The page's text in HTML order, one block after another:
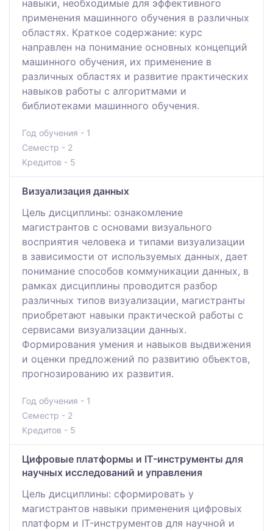
навыки, необходимые для эффективного
применения машинного обучения в различных
областях. Краткое содержание: курс
направлен на понимание основных концепций
машинного обучения, их применение в
различных областях и развитие практических
навыков работы с алгоритмами и
библиотеками машинного обучения.
Год обучения - 1
Семестр - 2
Кредитов - 5
Визуализация данных
Цель дисциплины: ознакомление
магистрантов с основами визуального
восприятия человека и типами визуализации
в зависимости от используемых данных, дает
понимание способов коммуникации данных, в
рамках дисциплины проводится разбор
различных типов визуализации, магистранты
приобретают навыки практической работы с
сервисами визуализации данных.
Формирования умения и навыков выдвижения
и оценки предложений по развитию объектов,
прогнозированию их развития.
Год обучения - 1
Семестр - 2
Кредитов - 5
Цифровые платформы и IT-инструменты для
научных исследований и управления
Цель дисциплины: сформировать у
магистрантов навыки применения цифровых
платформ и IT-инструментов для научной и